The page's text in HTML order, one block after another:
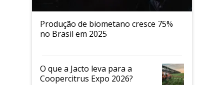
Produção de biometano cresce 75%
no Brasil em 2025
O que a Jacto leva para a
Coopercitrus Expo 2026?